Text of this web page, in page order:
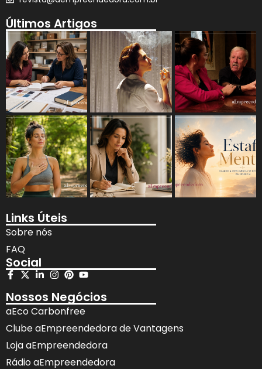
Últimos Artigos
Links Úteis
Sobre nós
FAQ
Social
Nossos Negócios
aEco Carbonfree
Clube aEmpreendedora de Vantagens
Loja aEmpreendedora
Rádio aEmpreendedora